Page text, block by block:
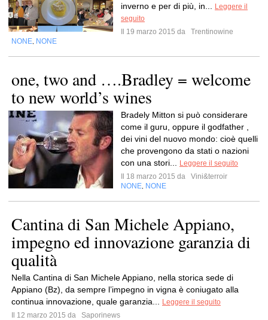
inverno e per di più, in...
Leggere il
seguito
Il 19 marzo 2015 da
Trentinowine
NONE NONE
one, two and ….Bradley = welcome
to new world’s wines
Bradely Mitton si può considerare
come il guru, oppure il godfather ,
dei vini del nuovo mondo: cioè quelli
che provengono da stati o nazioni
con una stori...
Leggere il seguito
Il 18 marzo 2015 da
Vini&terroir
NONE NONE
Cantina di San Michele Appiano,
impegno ed innovazione garanzia di
qualità
Nella Cantina di San Michele Appiano, nella storica sede di
Appiano (Bz), da sempre l’impegno in vigna è coniugato alla
continua innovazione, quale garanzia...
Leggere il seguito
Il 12 marzo 2015 da
Saporinews